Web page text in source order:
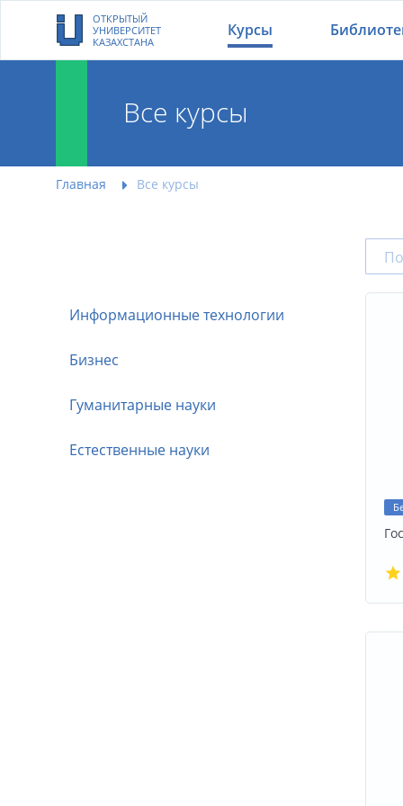
ОТКРЫТЫЙ
УНИВЕРСИТЕТ
КАЗАХСТАНА
Курсы
Все курсы
Главная Все курсы
Информационные технологии
Бизнес
Гуманитарные науки
Естественные науки